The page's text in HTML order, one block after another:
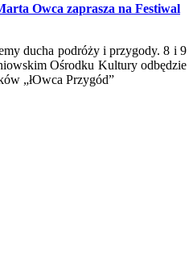
Owca zaprasza na Festiwal
ducha podróży i przygody. 8 i 9
Ośrodku Kultury odbędzie
„łOwca Przygód”